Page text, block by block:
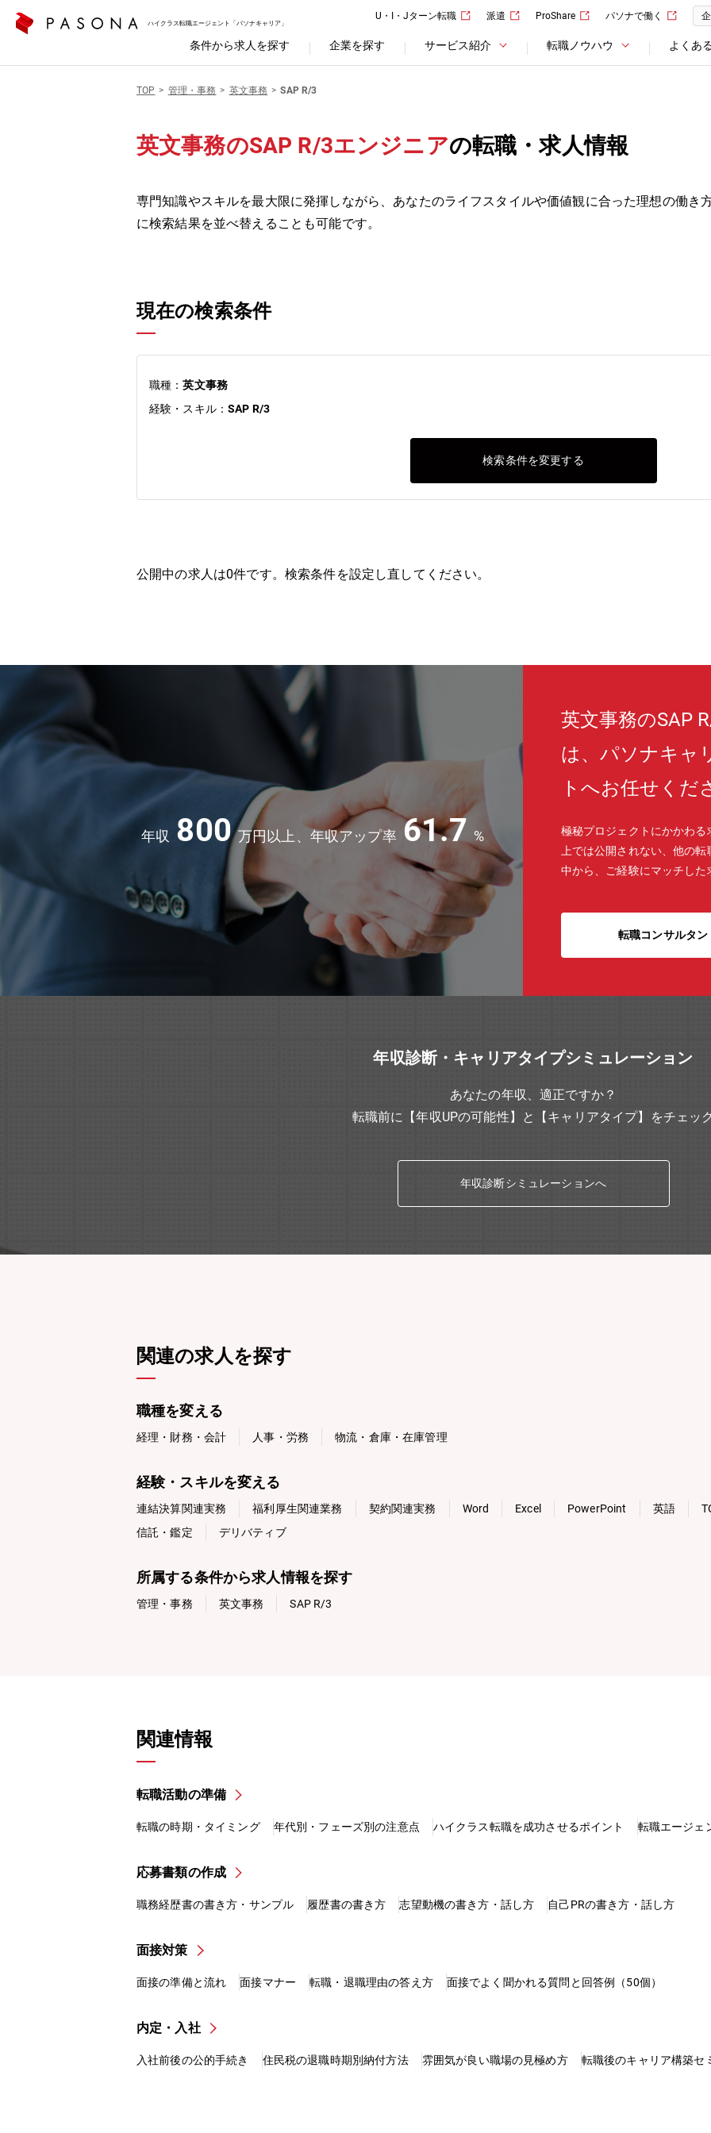
ハイクラス転職エージェント「パソナキャリア」
U・I・Jターン転職 派遣 ProShare パソナで働く
条件から求人を探す 企業を探す サービス紹介 転職ノウハウ よくあ
TOP 管理・事務 英文事務 SAP R/3
英文事務のSAP R/3エンジニアの転職・求人情報
専門知識やスキルを最大限に発揮しながら、あなたのライフスタイルや価値観に合った理想の働き
に検索結果を並べ替えることも可能です。
現在の検索条件
職種：英文事務
経験・スキル：SAP R/3
検索条件を変更する
公開中の求人は0件です。検索条件を設定し直してください。
年収 800 万円以上、年収アップ率 61.7 %
英文事務のSAP
は、パソナキャ
トへお任せくだ
極秘プロジェクトにかかわ
上では公開されない、他の
中から、ご経験にマッチし
転職コンサルタ
年収診断・キャリアタイプシミュレーション
あなたの年収、適正ですか？
転職前に【年収UPの可能性】と【キャリアタイプ】をチェッ
年収診断シミュレーションへ
関連の求人を探す
職種を変える
経理・財務・会計 人事・労務 物流・倉庫・在庫管理
経験・スキルを変える
連結決算関連実務 福利厚生関連業務 契約関連実務 Word Excel PowerPoint 英語
信託・鑑定
デリバティブ
所属する条件から求人情報を探す
管理・事務 英文事務 SAP R/3
関連情報
転職活動の準備
転職の時期・タイミング 年代別・フェーズ別の注意点 ハイクラス転職を成功させるポイント 転職エージェ
応募書類の作成
職務経歴書の書き方・サンプル 履歴書の書き方 志望動機の書き方・話し方 自己PRの書き方・話し方
面接対策
面接の準備と流れ 面接マナー 転職・退職理由の答え方 面接でよく聞かれる質問と回答例（50個）
内定・入社
入社前後の公的手続き 住民税の退職時期別納付方法 雰囲気が良い職場の見極め方 転職後のキャリア構築セ